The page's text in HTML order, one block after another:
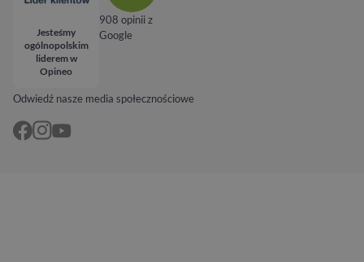
Odwiedź nasze media społecznościowe
Jesteśmy
ogólnopolskim
liderem w
Opineo
908 opinii z
Google